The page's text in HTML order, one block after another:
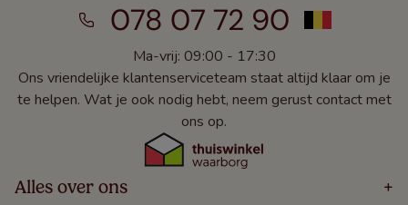
078 07 72 90
Ma-vrij: 09:00 - 17:30
Ons vriendelijke klantenserviceteam staat altijd klaar om je
te helpen. Wat je ook nodig hebt, neem gerust contact met
ons op.
Alles over ons +